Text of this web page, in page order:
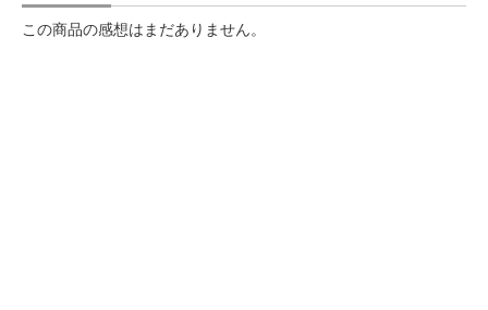
この商品の感想はまだありません。